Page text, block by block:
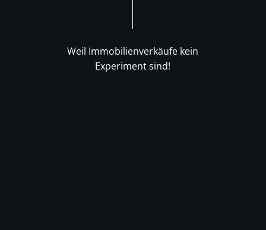
Weil Immobilienverkäufe kein
Experiment sind!